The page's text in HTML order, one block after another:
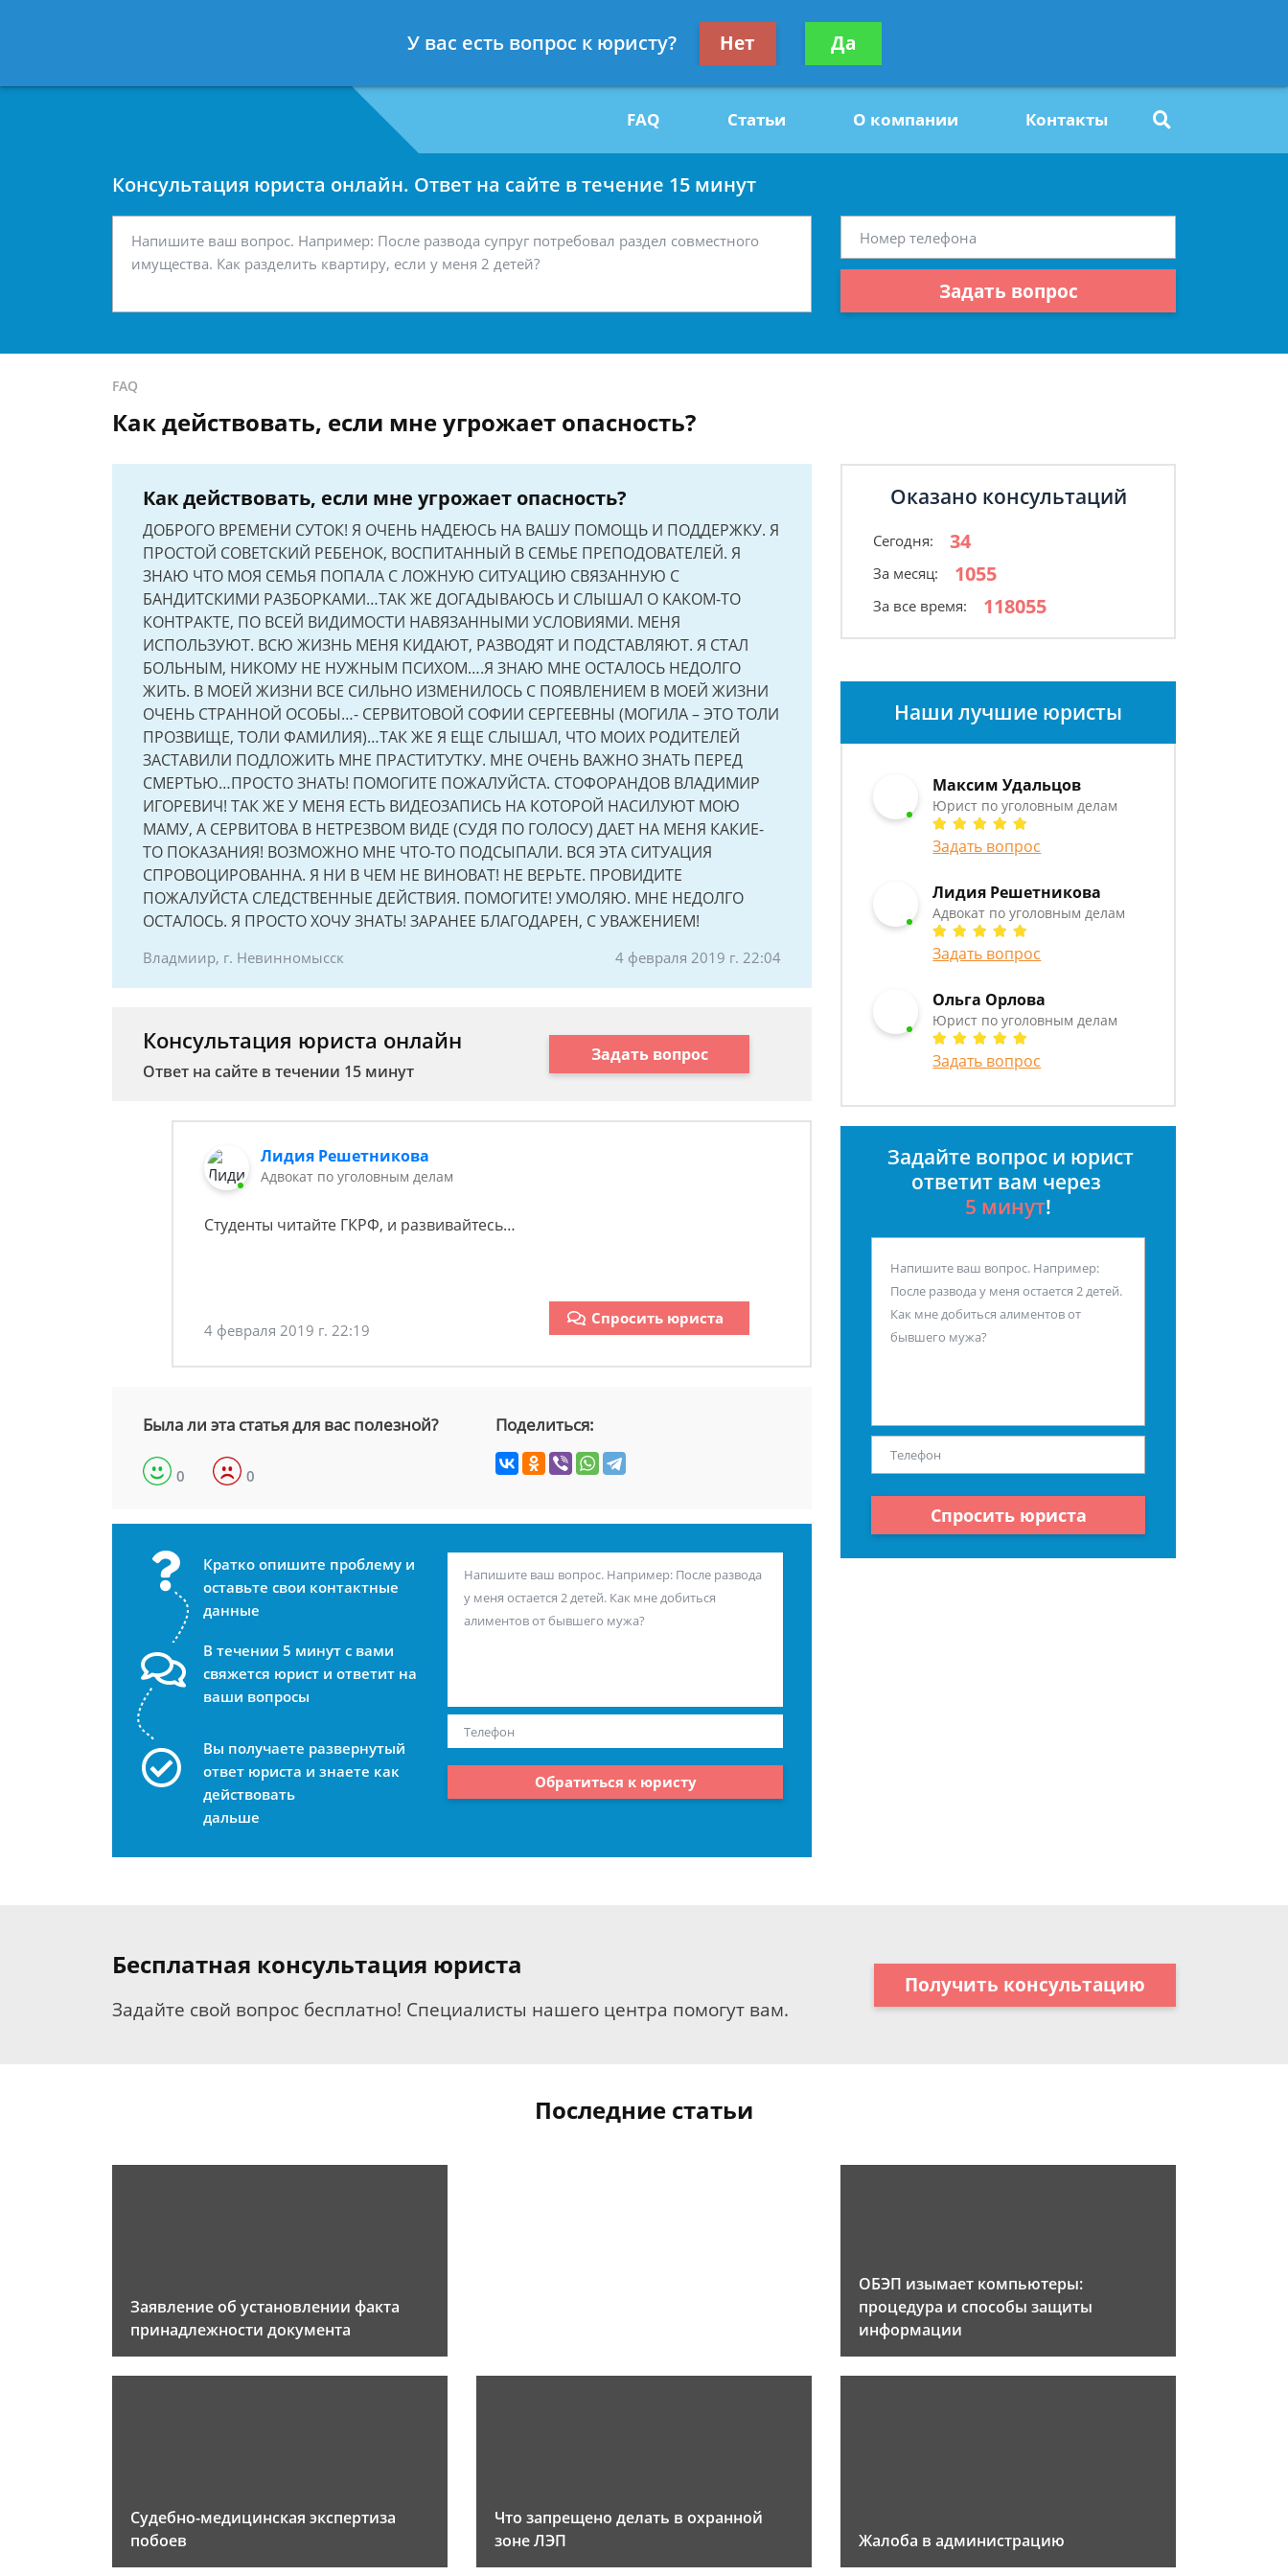
7 812 467-34-29
Получите консультацию
бесплатно
FAQ Статьи О компании Контакты
Консультация юриста онлайн. Ответ на сайте в течение 15 минут
Задать вопрос
FAQ
Как действовать, если мне угрожает опасность?
Как действовать, если мне угрожает опасность?
ДОБРОГО ВРЕМЕНИ СУТОК! Я ОЧЕНЬ НАДЕЮСЬ НА ВАШУ ПОМОЩЬ И ПОДДЕРЖКУ. Я
ПРОСТОЙ СОВЕТСКИЙ РЕБЕНОК, ВОСПИТАННЫЙ В СЕМЬЕ ПРЕПОДОВАТЕЛЕЙ. Я
ЗНАЮ ЧТО МОЯ СЕМЬЯ ПОПАЛА С ЛОЖНУЮ СИТУАЦИЮ СВЯЗАННУЮ С
БАНДИТСКИМИ РАЗБОРКАМИ…ТАК ЖЕ ДОГАДЫВАЮСЬ И СЛЫШАЛ О КАКОМ-ТО
КОНТРАКТЕ, ПО ВСЕЙ ВИДИМОСТИ НАВЯЗАННЫМИ УСЛОВИЯМИ. МЕНЯ
ИСПОЛЬЗУЮТ. ВСЮ ЖИЗНЬ МЕНЯ КИДАЮТ, РАЗВОДЯТ И ПОДСТАВЛЯЮТ. Я СТАЛ
БОЛЬНЫМ, НИКОМУ НЕ НУЖНЫМ ПСИХОМ….Я ЗНАЮ МНЕ ОСТАЛОСЬ НЕДОЛГО
ЖИТЬ. В МОЕЙ ЖИЗНИ ВСЕ СИЛЬНО ИЗМЕНИЛОСЬ С ПОЯВЛЕНИЕМ В МОЕЙ ЖИЗНИ
ОЧЕНЬ СТРАННОЙ ОСОБЫ…- СЕРВИТОВОЙ СОФИИ СЕРГЕЕВНЫ (МОГИЛА – ЭТО ТОЛИ
ПРОЗВИЩЕ, ТОЛИ ФАМИЛИЯ)…ТАК ЖЕ Я ЕЩЕ СЛЫШАЛ, ЧТО МОИХ РОДИТЕЛЕЙ
ЗАСТАВИЛИ ПОДЛОЖИТЬ МНЕ ПРАСТИТУТКУ. МНЕ ОЧЕНЬ ВАЖНО ЗНАТЬ ПЕРЕД
СМЕРТЬЮ…ПРОСТО ЗНАТЬ! ПОМОГИТЕ ПОЖАЛУЙСТА. СТОФОРАНДОВ ВЛАДИМИР
ИГОРЕВИЧ! ТАК ЖЕ У МЕНЯ ЕСТЬ ВИДЕОЗАПИСЬ НА КОТОРОЙ НАСИЛУЮТ МОЮ
МАМУ, А СЕРВИТОВА В НЕТРЕЗВОМ ВИДЕ (СУДЯ ПО ГОЛОСУ) ДАЕТ НА МЕНЯ КАКИЕ-
ТО ПОКАЗАНИЯ! ВОЗМОЖНО МНЕ ЧТО-ТО ПОДСЫПАЛИ. ВСЯ ЭТА СИТУАЦИЯ
СПРОВОЦИРОВАННА. Я НИ В ЧЕМ НЕ ВИНОВАТ! НЕ ВЕРЬТЕ. ПРОВИДИТЕ
ПОЖАЛУЙСТА СЛЕДСТВЕННЫЕ ДЕЙСТВИЯ. ПОМОГИТЕ! УМОЛЯЮ. МНЕ НЕДОЛГО
ОСТАЛОСЬ. Я ПРОСТО ХОЧУ ЗНАТЬ! ЗАРАНЕЕ БЛАГОДАРЕН, С УВАЖЕНИЕМ!
Владмиир, г. Невинномысск 4 февраля 2019 г. 22:04
Консультация юриста онлайн
Ответ на сайте в течении 15 минут
Задать вопрос
Лидия Решетникова
Адвокат по уголовным делам
Студенты читайте ГКРФ, и развивайтесь…
4 февраля 2019 г. 22:19
Спросить юриста
Была ли эта статья для вас полезной?
0 0
Поделиться:
Кратко опишите проблему и
оставьте свои контактные
данные
В течении 5 минут с вами
свяжется юрист и ответит на
ваши вопросы
Вы получаете развернутый
ответ юриста и знаете как
действовать
дальше
Обратиться к юристу
Оказано консультаций
Сегодня: 34
За месяц: 1055
За все время: 118055
Наши лучшие юристы
Максим Удальцов
Юрист по уголовным делам
Задать вопрос
Лидия Решетникова
Адвокат по уголовным делам
Задать вопрос
Ольга Орлова
Юрист по уголовным делам
Задать вопрос
Задайте вопрос и юрист
ответит вам через
5 минут!
Спросить юриста
Бесплатная консультация юриста
Задайте свой вопрос бесплатно! Специалисты нашего центра помогут вам.
Получить консультацию
Последние статьи
Заявление об установлении факта
принадлежности документа
ОБЭП изымает компьютеры:
процедура и способы защиты
информации
Судебно-медицинская экспертиза
побоев
Что запрещено делать в охранной
зоне ЛЭП
Жалоба в администрацию
У вас есть вопрос к юристу? Нет Да